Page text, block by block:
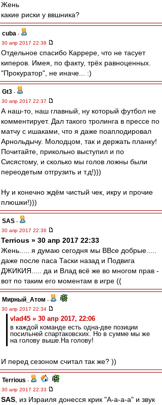
Жень
какие риски у ввшника?
cuba -
30 апр 2017 22:38
Отдельное спасибо Каррере, что не тасует
киперов. Имея, по факту, трёх равноценных.
"Прокуратор", не иначе... :)
Gt3 -
30 апр 2017 22:37
А наш-то, наш главный, ну который футбол не
комментирует. Дал такого тролинга в прессе по
матчу с ишаками, что я даже поаплодировал
Арнольдычу. Молодцом, так и держать планку!
Почитайте, прикольно выступил и по
Сисястому, и сколько мы голов ложны были
переодетым отгрузить и т.д!)))
Ну и конечно ждём чистый чек, икру и прочие
плюшки!)))
SAS -
30 апр 2017 22:36
Terrious » 30 апр 2017 22:33
Жень..... я думаю сегодня мы ВВсе добрые.....
даже после паса Таски назад и Подвига
ДЖИКИЯ..... да и Влад всё же во многом прав -
вот по таким его моментам в игре ((
Мирный_Атом -
30 апр 2017 22:34
vlad45 » 30 апр 2017, 22:06
в каждой команде есть одна-две позиции
посильней спартаковских. Но в сумме мы же
на голову выше.На голову!
И перед сезоном считал так же? ))
Terrious -
30 апр 2017 22:33
SAS , из Израиля донесся крик "А-а-а-а" и звук